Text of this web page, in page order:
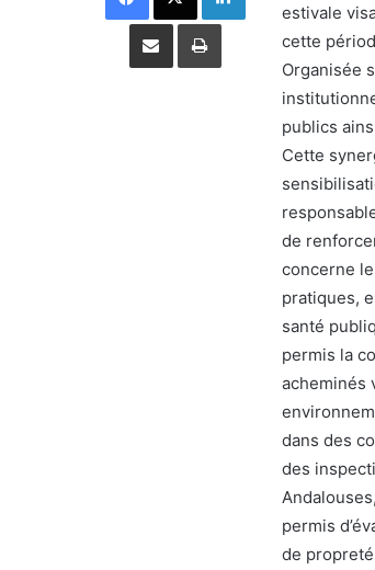
estivale
cette
Organisée
publics
Cette
de
concerne
pratiques,
santé
permis la
acheminés
dans des
des
permis
de
Partager par email Imprimer